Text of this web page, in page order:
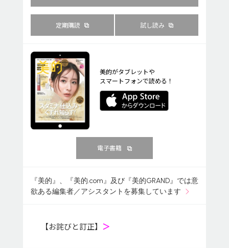
定期購読 試し読み
美的がタブレットや
スマートフォンで読める！
電子書籍
『美的』、『美的.com』及び『美的GRAND』では意
欲ある編集者／アシスタントを募集しています
【お詫びと訂正】 ＞